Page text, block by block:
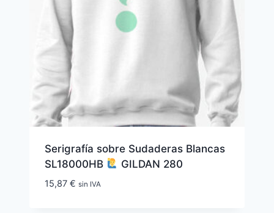
Serigrafía sobre Sudaderas Blancas
SL18000HB
GILDAN 280
15,87 € sin IVA